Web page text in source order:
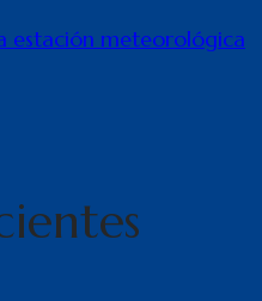
estación meteorológica